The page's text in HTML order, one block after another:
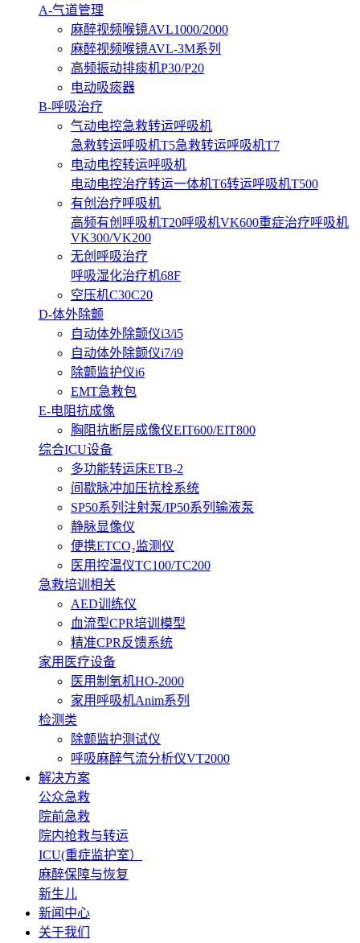
A-气道管理
麻醉视频喉镜AVL1000/2000
麻醉视频喉镜AVL-3M系列
高频振动排痰机P30/P20
电动吸痰器
B-呼吸治疗
气动电控急救转运呼吸机
急救转运呼吸机T5急救转运呼吸机T7
电动电控转运呼吸机
电动电控治疗转运一体机T6转运呼吸机T500
有创治疗呼吸机
高频有创呼吸机T20呼吸机VK600重症治疗呼吸机
VK300/VK200
无创呼吸治疗
呼吸湿化治疗机68F
空压机C30C20
D-体外除颤
自动体外除颤仪i3/i5
自动体外除颤仪i7/i9
除颤监护仪i6
EMT急救包
E-电阻抗成像
胸阻抗断层成像仪EIT600/EIT800
综合ICU设备
多功能转运床ETB-2
间歇脉冲加压抗栓系统
SP50系列注射泵/IP50系列输液泵
静脉显像仪
便携ETCO₂监测仪
医用控温仪TC100/TC200
急救培训相关
AED训练仪
血流型CPR培训模型
精准CPR反馈系统
家用医疗设备
医用制氧机HO-2000
家用呼吸机Anim系列
检测类
除颤监护测试仪
呼吸麻醉气流分析仪VT2000
解决方案
公众急救
院前急救
院内抢救与转运
ICU(重症监护室）
麻醉保障与恢复
新生儿
新闻中心
关于我们